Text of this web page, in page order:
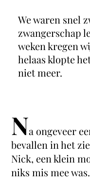
We waren snel
zwangerschap
weken kregen
helaas klopte
niet meer.
Na ongeveer
bevallen in het
Nick, een klein
niks mis mee was.